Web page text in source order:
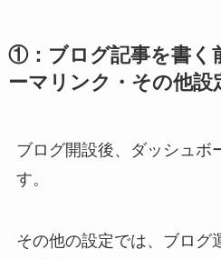
①：ブログ記事を書く
ーマリンク・その他設
ブログ開設後、ダッシュボ
す。
その他の設定では、ブログ